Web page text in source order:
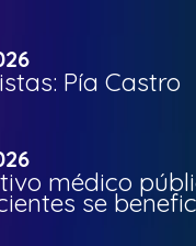
Pía Castro
médico
se